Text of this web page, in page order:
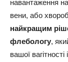
навантаження
вени, або
найкращим
флебологу,
вашої